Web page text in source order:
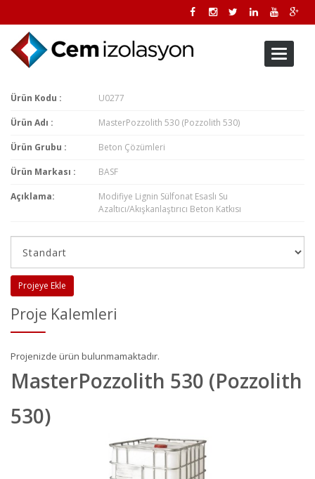
Toggle
Ürün Kodu : U0277
Ürün Adı : MasterPozzolith 530 (Pozzolith 530)
Ürün Grubu : Beton Çözümleri
Ürün Markası : BASF
Açıklama:
Modifiye Lignin Sülfonat Esaslı Su
Azaltıcı/Akışkanlaştırıcı Beton Katkısı
Projeye Ekle
Proje Kalemleri
Projenizde ürün bulunmamaktadır.
MasterPozzolith 530 (Pozzolith
530)